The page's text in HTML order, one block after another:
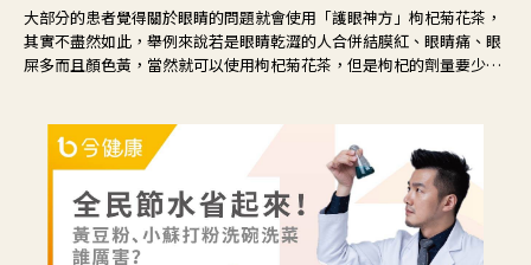
大部分的患者覺得關於眼睛的問題就會使用「護眼神方」枸杞菊花茶，
其實不盡然如此，舉例來說若是眼睛乾澀的人合併結膜紅、眼睛痛、眼
屎多而且顏色黃，當然就可以使用枸杞菊花茶，但是枸杞的劑量要少，
候就要使用菊花、金銀花來治療；假如單純的眼睛乾澀，結膜沒有紅，
眼睛周圍沒有眼屎，這種情況是屬於「陰虛」，就可以使用枸杞、蓮
藕、麥門冬、山藥等比較滋潤的藥材，效果就更顯著。